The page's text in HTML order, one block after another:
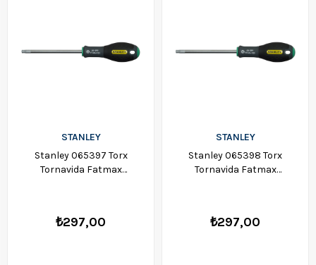
STANLEY
Stanley 065397 Torx
Tornavida Fatmax
₺297,00
STANLEY
Stanley 065398 Torx
Tornavida Fatmax
₺297,00